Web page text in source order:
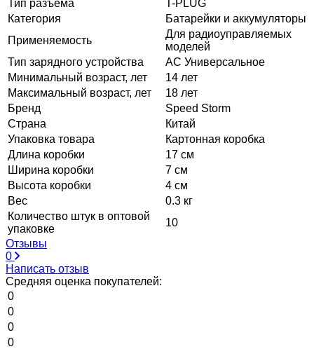
Тип разъема
T-PLUG
Категория
Батарейки и аккумуляторы
Применяемость
Для радиоуправляемых
моделей
Тип зарядного устройства
AC Универсальное
Минимальный возраст, лет
14 лет
Максимальный возраст, лет
18 лет
Бренд
Speed Storm
Страна
Китай
Упаковка товара
Картонная коробка
Длина коробки
17 см
Ширина коробки
7 см
Высота коробки
4 см
Вес
0.3 кг
Количество штук в оптовой
упаковке
10
Отзывы
0
Написать отзыв
Средняя оценка покупателей:
0
0
0
0